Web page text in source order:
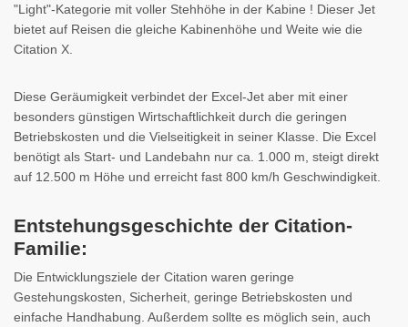
"Light"-Kategorie mit voller Stehhöhe in der Kabine ! Dieser Jet
bietet auf Reisen die gleiche Kabinenhöhe und Weite wie die
Citation X.
Diese Geräumigkeit verbindet der Excel-Jet aber mit einer
besonders günstigen Wirtschaftlichkeit durch die geringen
Betriebskosten und die Vielseitigkeit in seiner Klasse. Die Excel
benötigt als Start- und Landebahn nur ca. 1.000 m, steigt direkt
auf 12.500 m Höhe und erreicht fast 800 km/h Geschwindigkeit.
Entstehungsgeschichte der Citation-
Familie:
Die Entwicklungsziele der Citation waren geringe
Gestehungskosten, Sicherheit, geringe Betriebskosten und
einfache Handhabung. Außerdem sollte es möglich sein, auch